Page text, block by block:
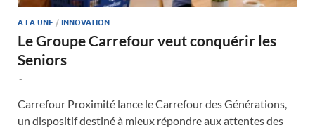
A LA UNE / INNOVATION
Le Groupe Carrefour veut conquérir les
Seniors
-
Carrefour Proximité lance le Carrefour des Générations,
un dispositif destiné à mieux répondre aux attentes des